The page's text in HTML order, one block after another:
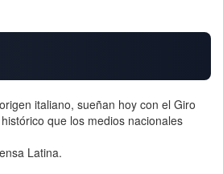
italiano, sueñan hoy con el Giro
que los medios nacionales
Latina.